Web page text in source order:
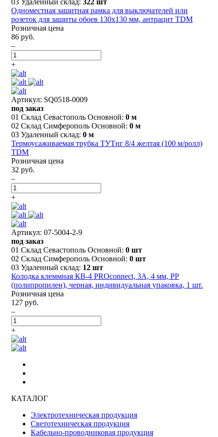
Одноместная защитная рамка для выключателей или
розеток для защиты обоев 130х130 мм, антрацит TDM
Розничная цена
86 руб.
–
+
Артикул: SQ0518-0009
под заказ
01 Склад Севастополь Основной: 0 м
02 Склад Симферополь Основной: 0 м
03 Удаленный склад: 0 м
Термоусаживаемая трубка ТУТнг 8/4 желтая (100 м/ролл)
TDM
Розничная цена
32 руб.
–
+
Артикул: 07-5004-2-9
под заказ
01 Склад Севастополь Основной: 0 шт
02 Склад Симферополь Основной: 0 шт
03 Удаленный склад: 12 шт
Колодка клеммная КВ-4 PROconnect, 3А, 4 мм, PP
(полипропилен), черная, индивидуальная упаковка, 1 шт.
Розничная цена
127 руб.
–
+
КАТАЛОГ
Электротехническая продукция
Светотехническая продукция
Кабельно-проводниковая продукция